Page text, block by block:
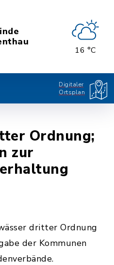
16 °C
Digitaler
Ortsplan
Ordnung;
zur
dritter Ordnung
der Kommunen